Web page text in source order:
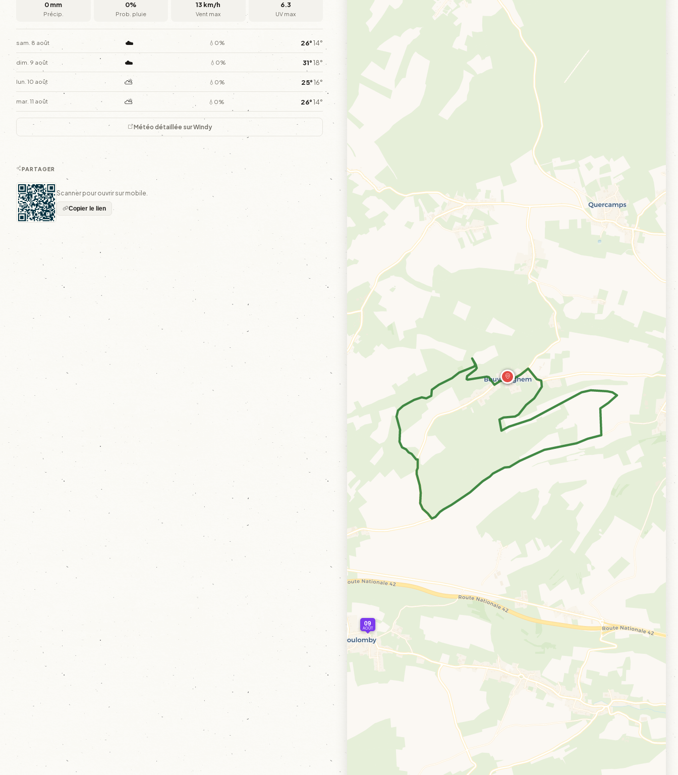
09
AOÛT
0 mm
Précip.
0%
Prob. pluie
13 km/h
Vent max
6.3
UV max
sam. 8 août ☁️ 💧0% 26°14°
dim. 9 août ☁️ 💧0% 31°18°
lun. 10 août ⛅ 💧0% 25°16°
mar. 11 août ⛅ 💧0% 26°14°
Météo détaillée sur Windy
PARTAGER
Scanner pour ouvrir sur mobile.
Copier le lien